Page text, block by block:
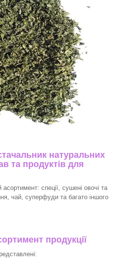
натуральних
та продуктів для
спеції, сушені овочі та
чай, суперфуди та багато іншого
продукції